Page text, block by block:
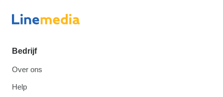
Bedrijf
Over ons
Help